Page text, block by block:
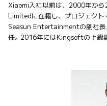
Xiaomi入社以前は、2000年か
Limitedに在籍し、プロジェクト
Seasun Entertainmentの副社
任。2016年にはKingsoftの上級